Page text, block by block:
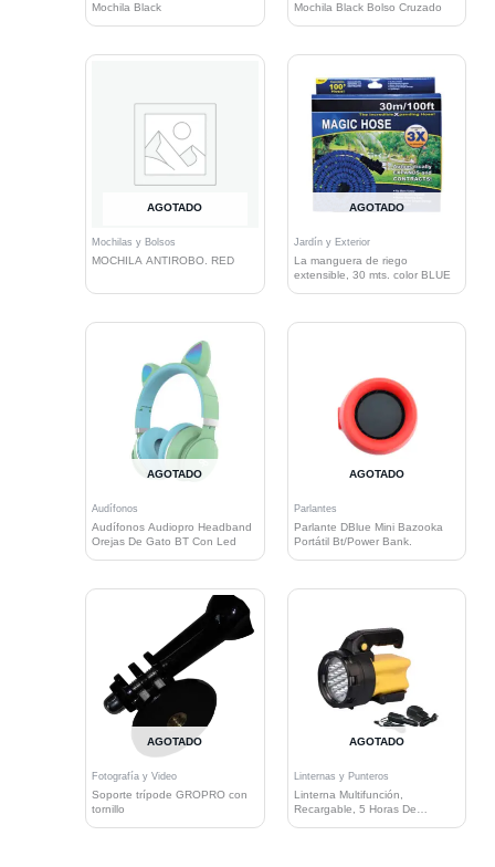
Mochila Black Mochila Black Bolso Cruzado
AGOTADO
Mochilas y Bolsos
MOCHILA ANTIROBO. RED
AGOTADO
Jardín y Exterior
La manguera de riego
extensible, 30 mts. color BLUE
AGOTADO
Audífonos
Audífonos Audiopro Headband
Orejas De Gato BT Con Led
AGOTADO
Parlantes
Parlante DBlue Mini Bazooka
Portátil Bt/Power Bank.
AGOTADO
Fotografía y Video
Soporte trípode GROPRO con
tornillo
AGOTADO
Linternas y Punteros
Linterna Multifunción,
Recargable, 5 Horas De